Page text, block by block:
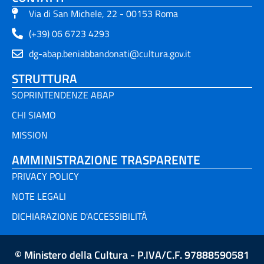
Via di San Michele, 22 - 00153 Roma
(+39) 06 6723 4293
dg-abap.beniabbandonati@cultura.gov.it
STRUTTURA
SOPRINTENDENZE ABAP
CHI SIAMO
MISSION
AMMINISTRAZIONE TRASPARENTE
PRIVACY POLICY
NOTE LEGALI
DICHIARAZIONE D'ACCESSIBILITÀ
© Ministero della Cultura - P.IVA/C.F. 97888590581